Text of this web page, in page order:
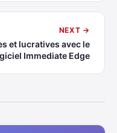
NEXT →
et lucratives avec le
Immediate Edge